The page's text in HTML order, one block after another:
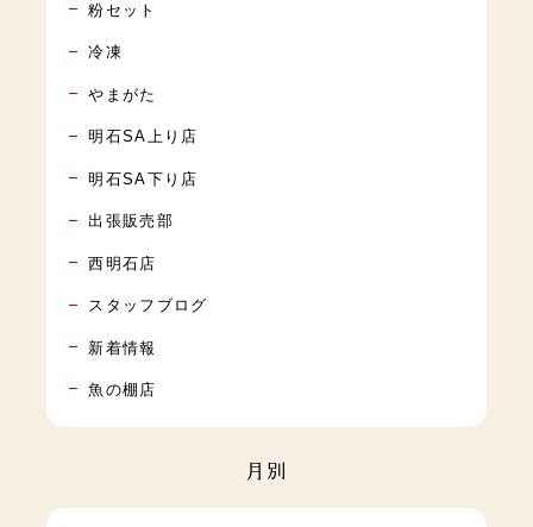
粉セット
冷凍
やまがた
明石SA上り店
明石SA下り店
出張販売部
西明石店
スタッフブログ
新着情報
魚の棚店
月別